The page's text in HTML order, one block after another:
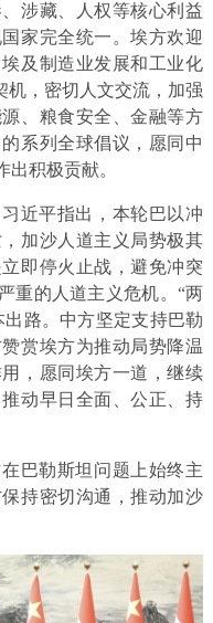
涉藏、人权等核心利益
家完全统一。埃方欢迎
及制造业发展和工业化
机，密切人文交流，加强
、粮食安全、金融等方
系列全球倡议，愿同中
积极贡献。
近平指出，本轮巴以冲
加沙人道主义局势极其
即停火止战，避免冲突
重的人道主义危机。“两
路。中方坚定支持巴勒
赏埃方为推动局势降温
，愿同埃方一道，继续
动早日全面、公正、持
巴勒斯坦问题上始终主
持密切沟通，推动加沙